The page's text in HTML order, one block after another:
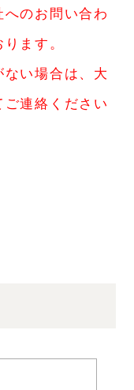
のお問い合わ
ます。
い場合は、大
連絡ください